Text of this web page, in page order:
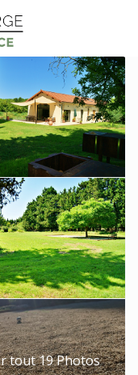
tout 19 Photos